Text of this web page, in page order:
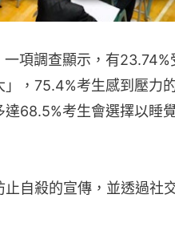
項調查顯示，有23.74%
，75.4%考生感到壓力
68.5%考生會選擇以睡
自殺的宣傳，並透過社